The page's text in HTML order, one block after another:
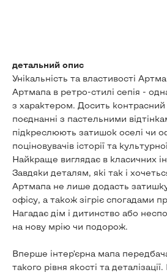
детальний опис
Унікальність та властивості
Артмапа в ретро-стилі сепія -
з характером. Досить
поєднанні з пастельними
підкреслюють затишок оселі чи
поціновувачів історії та
Найкраще виглядає в класичних
Завдяки деталям, які так і
Артмапа не лише додасть
офісу, а також зігріє спогадами
Нагадає дім і дитинство або
на нову мрію чи подорож.
Вперше інтер’єрна мапа
такого рівня якості та